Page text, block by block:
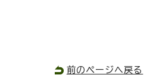
前のページへ戻る